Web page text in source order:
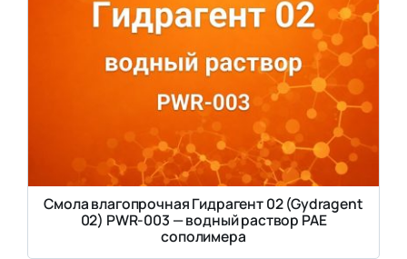
Смола влагопрочная Гидрагент 02 (Gydragent
02) PWR-003 — водный раствор PAE
сополимера